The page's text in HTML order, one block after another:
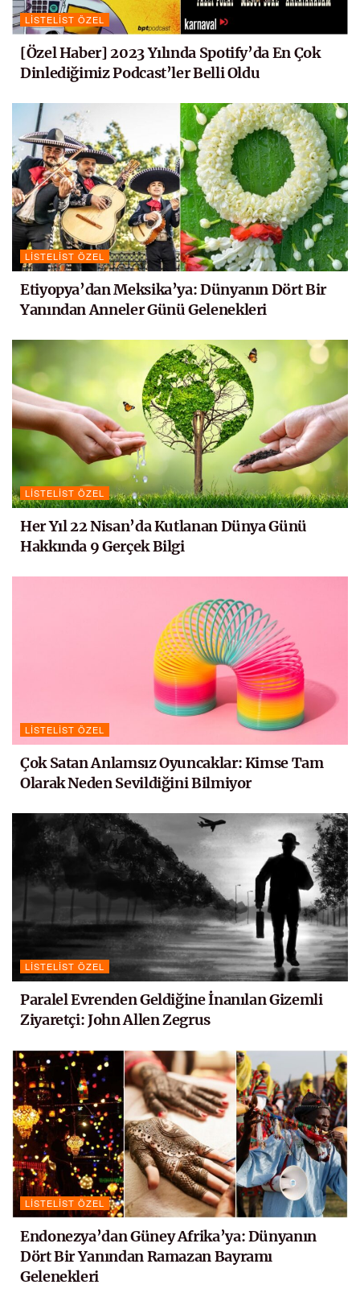
LISTELIST ÖZEL
[Özel Haber] 2023 Yılında Spotify’da En Çok
Dinlediğimiz Podcast’ler Belli Oldu
LISTELIST ÖZEL
Etiyopya’dan Meksika’ya: Dünyanın Dört Bir
Yanından Anneler Günü Gelenekleri
LISTELIST ÖZEL
Her Yıl 22 Nisan’da Kutlanan Dünya Günü
Hakkında 9 Gerçek Bilgi
LISTELIST ÖZEL
Çok Satan Anlamsız Oyuncaklar: Kimse Tam
Olarak Neden Sevildiğini Bilmiyor
LISTELIST ÖZEL
Paralel Evrenden Geldiğine İnanılan Gizemli
Ziyaretçi: John Allen Zegrus
LISTELIST ÖZEL
Endonezya’dan Güney Afrika’ya: Dünyanın
Dört Bir Yanından Ramazan Bayramı
Gelenekleri